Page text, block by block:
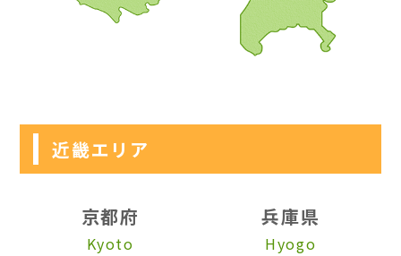
近畿エリア
京都府
Kyoto
兵庫県
Hyogo